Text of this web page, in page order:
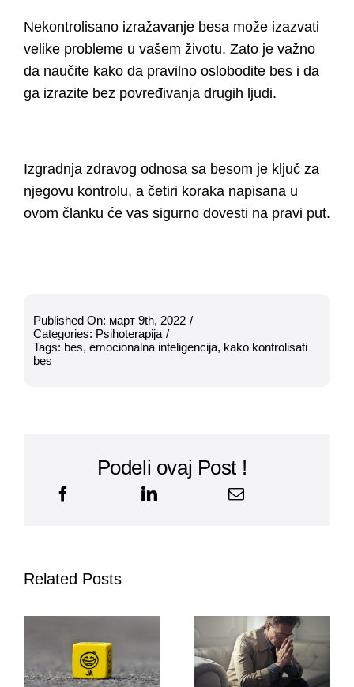
Nekontrolisano izražavanje besa može izazvati
velike probleme u vašem životu. Zato je važno
da naučite kako da pravilno oslobodite bes i da
ga izrazite bez povređivanja drugih ljudi.
Izgradnja zdravog odnosa sa besom je ključ za
njegovu kontrolu, a četiri koraka napisana u
ovom članku će vas sigurno dovesti na pravi put.
Published On: март 9th, 2022 /
Categories: Psihoterapija /
Tags: bes, emocionalna inteligencija, kako kontrolisati
bes
Podeli ovaj Post !
Related Posts